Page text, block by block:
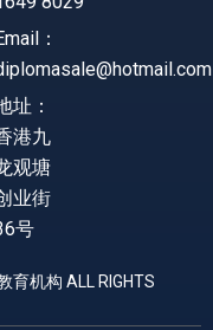
：
址：
港九
观塘
业街
号
育机构 ALL RIGHTS